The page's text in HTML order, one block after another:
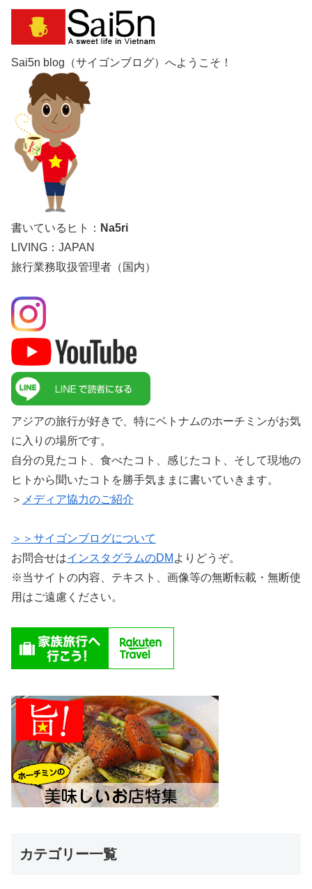
Sai5n blog（サイゴンブログ）へようこそ！
書いているヒト： Na5ri
LIVING：JAPAN
旅行業務取扱管理者（国内）
アジアの旅行が好きで、特にベトナムのホーチミンがお気
に入りの場所です。
自分の見たコト、食べたコト、感じたコト、そして現地の
ヒトから聞いたコトを勝手気ままに書いていきます。
＞ メディア協力のご紹介
＞＞サイゴンブログについて
お問合せはインスタグラムのDM よりどうぞ。
※当サイトの内容、テキスト、画像等の無断転載・無断使
用はご遠慮ください。
カテゴリー一覧